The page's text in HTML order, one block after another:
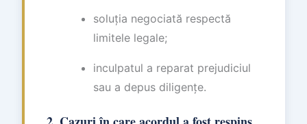
soluția negociată respectă
limitele legale;
inculpatul a reparat prejudiciul
sau a depus diligențe.